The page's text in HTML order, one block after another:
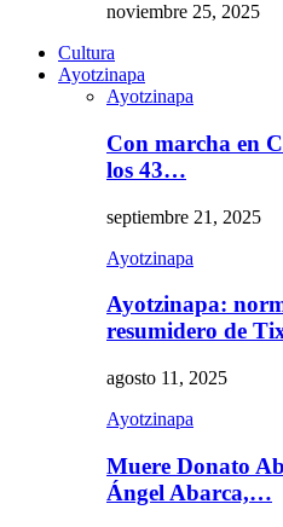
noviembre 25, 2025
Cultura
Ayotzinapa
Ayotzinapa
Con marcha en
los 43…
septiembre 21, 2025
Ayotzinapa
Ayotzinapa:
resumidero de
agosto 11, 2025
Ayotzinapa
Muere Donato
Ángel Abarca,…